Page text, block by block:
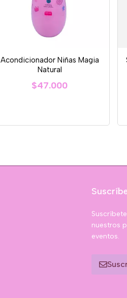
Acondicionador Niñas Magia
Natural
$47.000
nuestros
eventos.